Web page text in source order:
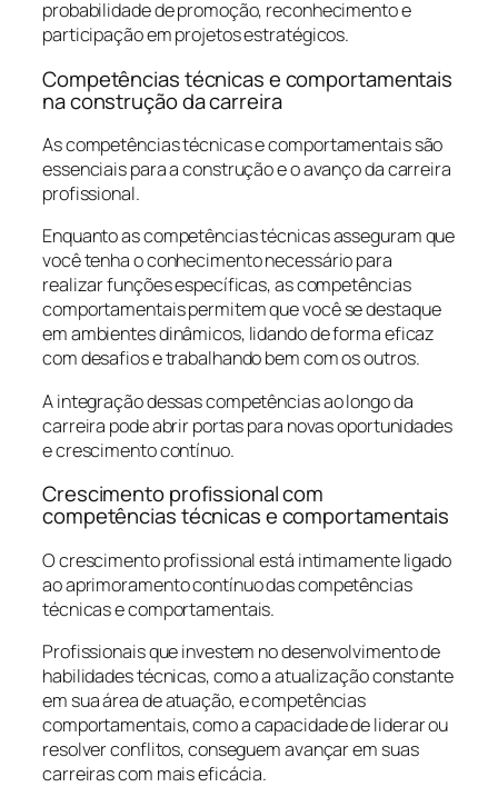
probabilidade de promoção, reconhecimento e
participação em projetos estratégicos.
Competências técnicas e comportamentais
na construção da carreira
As competências técnicas e comportamentais são
essenciais para a construção e o avanço da carreira
profissional.
Enquanto as competências técnicas asseguram que
você tenha o conhecimento necessário para
realizar funções específicas, as competências
comportamentais permitem que você se destaque
em ambientes dinâmicos, lidando de forma eficaz
com desafios e trabalhando bem com os outros.
A integração dessas competências ao longo da
carreira pode abrir portas para novas oportunidades
e crescimento contínuo.
Crescimento profissional com
competências técnicas e comportamentais
O crescimento profissional está intimamente ligado
ao aprimoramento contínuo das competências
técnicas e comportamentais.
Profissionais que investem no desenvolvimento de
habilidades técnicas, como a atualização constante
em sua área de atuação, e competências
comportamentais, como a capacidade de liderar ou
resolver conflitos, conseguem avançar em suas
carreiras com mais eficácia.